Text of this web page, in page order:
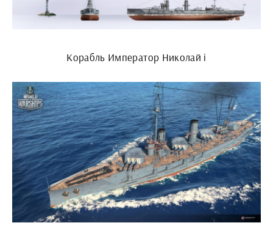
Корабль Император Николай i